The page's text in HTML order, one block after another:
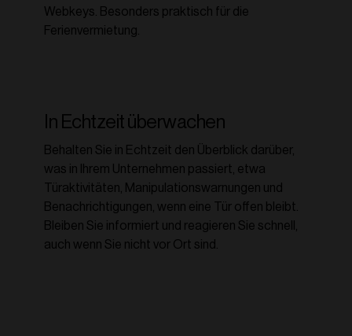
Webkeys. Besonders praktisch für die
Ferienvermietung.
In Echtzeit überwachen
Behalten Sie in Echtzeit den Überblick darüber,
was in Ihrem Unternehmen passiert, etwa
Türaktivitäten, Manipulationswarnungen und
Benachrichtigungen, wenn eine Tür offen bleibt.
Bleiben Sie informiert und reagieren Sie schnell,
auch wenn Sie nicht vor Ort sind.